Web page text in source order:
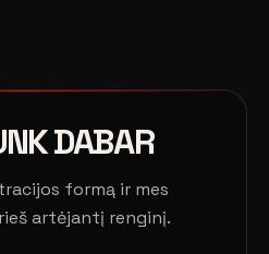
DABAR
formą ir mes
artėjantį renginį.